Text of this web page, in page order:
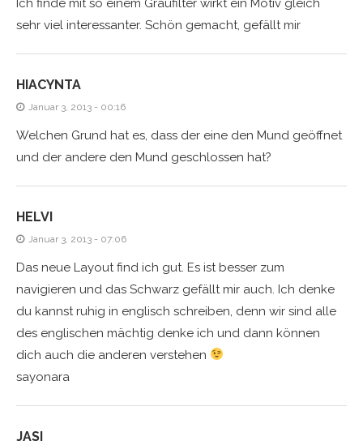
Ich finde mit so einem Graufilter wirkt ein Motiv gleich
sehr viel interessanter. Schön gemacht, gefällt mir
HIACYNTA
Januar 3, 2013 - 00:16
Welchen Grund hat es, dass der eine den Mund geöffnet
und der andere den Mund geschlossen hat?
HELVI
Januar 3, 2013 - 07:06
Das neue Layout find ich gut. Es ist besser zum
navigieren und das Schwarz gefällt mir auch. Ich denke
du kannst ruhig in englisch schreiben, denn wir sind alle
des englischen mächtig denke ich und dann können
dich auch die anderen verstehen
sayonara
JASI